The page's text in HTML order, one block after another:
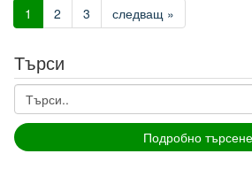
1 2 3 следващ »
Търси
Подробно търсене